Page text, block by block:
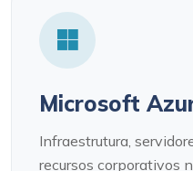
Microsoft
Infraestrutura,
recursos corporativos